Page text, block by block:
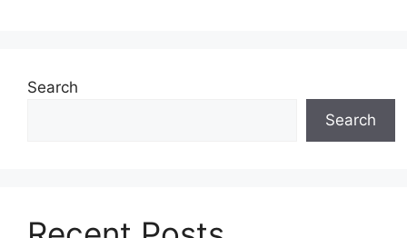
Search
Search